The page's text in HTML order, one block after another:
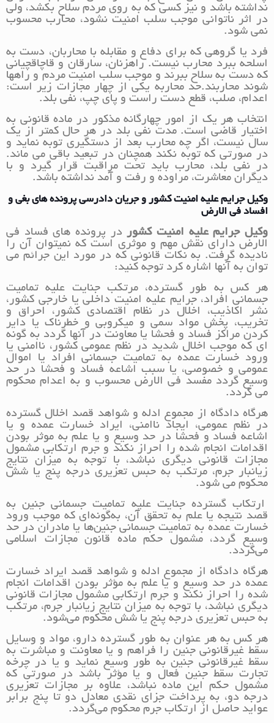
نداشته باشد و نیز کسی که به روی مردم سلاح بکشد، ولی
در اثر ناتوانی موجب سلب امنیت نشود، محارب محسوب
نمی شود.
فرد یا گروهی که برای دفاع و مقابله با محاربان، دست به
اسلحه ببرد محارب نیست. راهزنان، سارقان و قاچاقچیانی
که دست به سلاح ببرند و موجب سلب امنیت مردم و راهها
شوند محاربند.حد محاربه یکی از چهار مجازات زیر است:
اعدام، صلب، قطع دست راست و پای چپ، نفی بلد.
انتخاب هر یک از امور چهارگانه مذکور در ماده قانونی به
اختیار قاضی است. مدت نفی بلد در هر حال کمتر از یک
سال نیست، اگر چه محارب بعد از دستگیری توبه نماید و
در صورتی که توبه نکند همچنان در تبعید باقی می ماند.
در نفی بلد، محارب باید تحت مراقبت قرار گیرد و با
دیگران معاشرت، مراوده و رفت و آمد نداشته باشد.
وکیل جرایم علیه امنیت کشور و جریان دادرسی پرونده های بغی و
افساد فی‌ الارض
وکیل جرایم علیه امنیت کشور در پرونده های فساد فی
الارض دارای نقش مهم و موثری است که نمیتوان آن را
نادیده گرفت. به نکات قانونی که در مورد این جرائم می
توان به آنها اشاره کرد توجه کنید:
هر کس به طور گسترده، مرتکب جنایت علیه تمامیت
جسمانی افراد، جرایم علیه امنیت داخلی یا خارجی کشور،
نشر اکاذیب، اخلال در نظام اقتصادی کشور، احراق و
تخریب، پخش مواد سمی و میکروبی و خطرناک یا دایر
کردن مراکز فساد و فحشا یا معاونت در آنها گردد به گونه
ای که موجب اخلال شدید در نظم عمومی کشور، ناامنی یا
ورود خسارت عمده به تمامیت جسمانی افراد یا اموال
عمومی و خصوصی، یا سبب اشاعه فساد و فحشا در حد
وسیع گردد مفسد فی الارض محسوب و به اعدام محکوم
می گردد.
هرگاه دادگاه از مجموع ادله و شواهد قصد اخلال گسترده
در نظم عمومی، ایجاد ناامنی، ایراد خسارت عمده و یا
اشاعه فساد و فحشا در حد وسیع و یا علم به موثر بودن
اقدامات انجام شده را احراز نکند و جرم ارتکابی مشمول
مجازات قانونی دیگری نباشد، با توجه به میزان نتایج
زیانبار جرم، مرتکب به حبس تعزیری درجه پنج یا شش
محکوم می شود.
ارتکاب گسترده جنایت علیه تمامیت جسمانی جنین به
قصد نتیجه یا علم به تحقق آن، به‌گونه‌ای که موجب ورود
خسارت عمده به تمامیت جسمانی جنین‌ها یا مادران در حد
وسیع گردد، مشمول حکم ماده قانون مجازات اسلامی
می‌گردد.
هرگاه دادگاه از مجموع ادله و شواهد قصد ایراد خسارت
عمده در حد وسیع و یا علم به مؤثر بودن اقدامات انجام
شده را احراز نکند و جرم ارتکابی مشمول مجازات قانونی
دیگری نباشد، با توجه به میزان نتایج زیانبار جرم، مرتکب
به حبس تعزیری درجه پنج یا شش محکوم می‌شود.
هر کس به هر عنوان به طور گسترده دارو، مواد و وسایل
سقط غیرقانونی جنین را فراهم و یا معاونت و مباشرت به
سقط غیرقانونی جنین به طور وسیع نماید و یا در چرخه
تجارت سقط جنین فعال و یا مؤثر باشد در صورتی که
مشمول حکم این ماده نباشد، علاوه بر مجازات تعزیری
درجه دو، به پرداخت جزای نقدی معادل دو تا پنج برابر
عواید حاصل از ارتکاب جرم محکوم می‌گردد.